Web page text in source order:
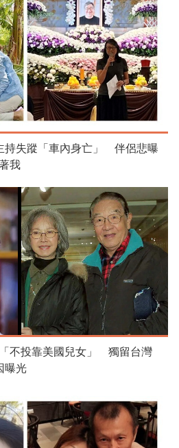
持失蹤「車內身亡」 伴侶悲曝
我
不投靠美國兒女」 獨留台灣
曝光